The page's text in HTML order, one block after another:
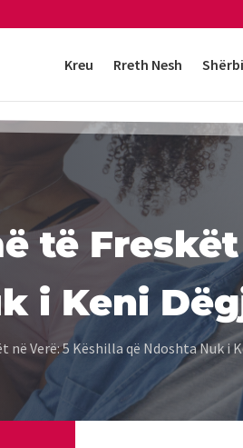
Kreu Rreth Nesh
të
i Keni
në Verë: 5 Këshilla që Ndoshta Nuk i